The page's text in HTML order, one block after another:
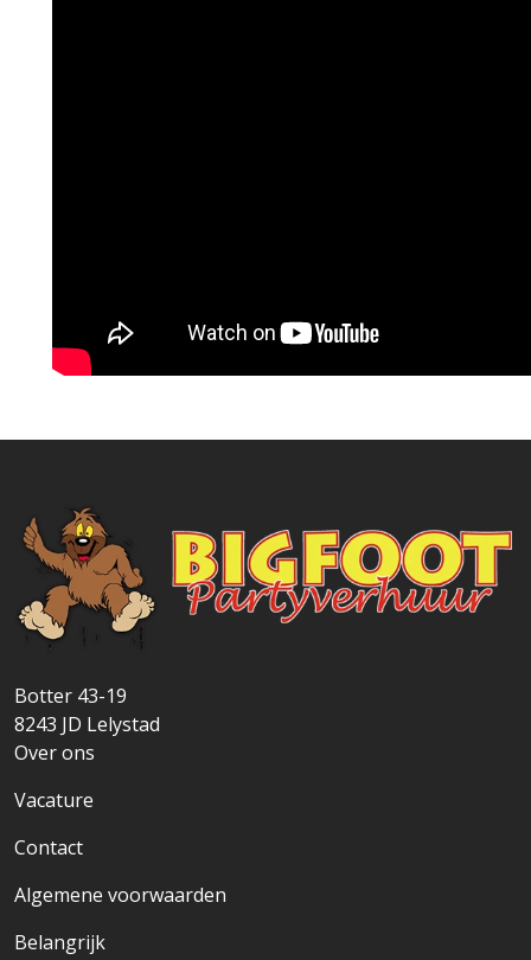
Botter 43-19
8243 JD Lelystad
Over ons
Vacature
Contact
Algemene voorwaarden
Belangrijk